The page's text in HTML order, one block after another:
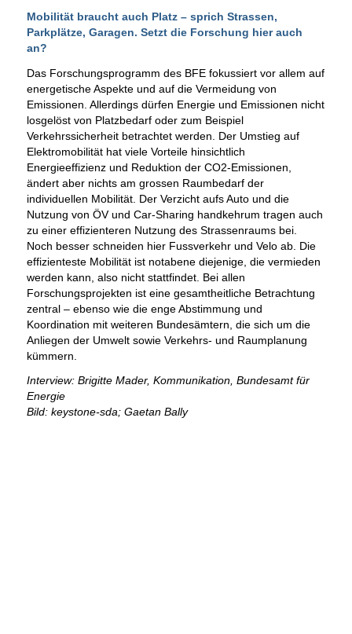
Mobilität braucht auch Platz – sprich Strassen,
Parkplätze, Garagen. Setzt die Forschung hier auch
an?
Das Forschungsprogramm des BFE fokussiert vor allem auf
energetische Aspekte und auf die Vermeidung von
Emissionen. Allerdings dürfen Energie und Emissionen nicht
losgelöst von Platzbedarf oder zum Beispiel
Verkehrssicherheit betrachtet werden. Der Umstieg auf
Elektromobilität hat viele Vorteile hinsichtlich
Energieeffizienz und Reduktion der CO2-Emissionen,
ändert aber nichts am grossen Raumbedarf der
individuellen Mobilität. Der Verzicht aufs Auto und die
Nutzung von ÖV und Car-Sharing handkehrum tragen auch
zu einer effizienteren Nutzung des Strassenraums bei.
Noch besser schneiden hier Fussverkehr und Velo ab. Die
effizienteste Mobilität ist notabene diejenige, die vermieden
werden kann, also nicht stattfindet. Bei allen
Forschungsprojekten ist eine gesamtheitliche Betrachtung
zentral – ebenso wie die enge Abstimmung und
Koordination mit weiteren Bundesämtern, die sich um die
Anliegen der Umwelt sowie Verkehrs- und Raumplanung
kümmern.
Interview: Brigitte Mader, Kommunikation, Bundesamt für
Energie
Bild: keystone-sda; Gaetan Bally